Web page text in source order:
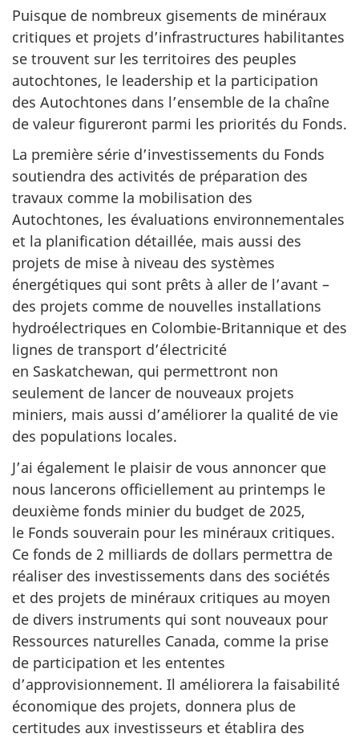
Puisque de nombreux gisements de minéraux
critiques et projets d’infrastructures habilitantes
se trouvent sur les territoires des peuples
autochtones, le leadership et la participation
des Autochtones dans l’ensemble de la chaîne
de valeur figureront parmi les priorités du Fonds.
La première série d’investissements du Fonds
soutiendra des activités de préparation des
travaux comme la mobilisation des
Autochtones, les évaluations environnementales
et la planification détaillée, mais aussi des
projets de mise à niveau des systèmes
énergétiques qui sont prêts à aller de l’avant –
des projets comme de nouvelles installations
hydroélectriques en Colombie-Britannique et des
lignes de transport d’électricité
en Saskatchewan, qui permettront non
seulement de lancer de nouveaux projets
miniers, mais aussi d’améliorer la qualité de vie
des populations locales.
J’ai également le plaisir de vous annoncer que
nous lancerons officiellement au printemps le
deuxième fonds minier du budget de 2025,
le Fonds souverain pour les minéraux critiques.
Ce fonds de 2 milliards de dollars permettra de
réaliser des investissements dans des sociétés
et des projets de minéraux critiques au moyen
de divers instruments qui sont nouveaux pour
Ressources naturelles Canada, comme la prise
de participation et les ententes
d’approvisionnement. Il améliorera la faisabilité
économique des projets, donnera plus de
certitudes aux investisseurs et établira des